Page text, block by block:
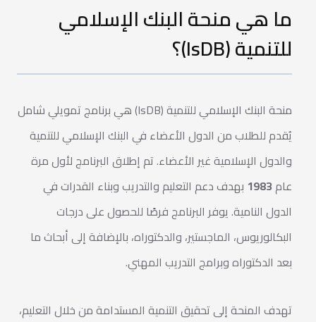
ما هي منحة البنك الإسلامي
للتنمية (IsDB)؟
منحة البنك الإسلامي للتنمية (IsDB) هي برنامج تمويلي شامل
يُقدم للطلاب من الدول الأعضاء في البنك الإسلامي للتنمية
والدول الإسلامية غير الأعضاء. تم إطلاق البرنامج لأول مرة
عام1983 بهدف دعم التعليم والتدريب وبناء القدرات في
الدول النامية. يوفر البرنامج فرصًا للحصول على درجات
البكالوريوس، الماجستير، والدكتوراه، بالإضافة إلى أبحاث ما
بعد الدكتوراه وبرامج التدريب المهني.
تهدف المنحة إلى تحقيق التنمية المستدامة من خلال التعليم،